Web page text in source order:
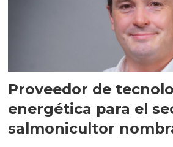
Proveedor de
energética para el
salmonicultor